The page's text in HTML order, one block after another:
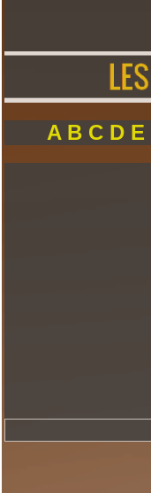
A B C D E